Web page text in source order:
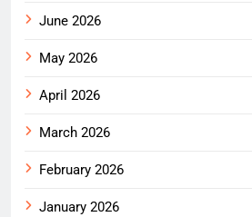
June 2026
May 2026
April 2026
March 2026
February 2026
January 2026